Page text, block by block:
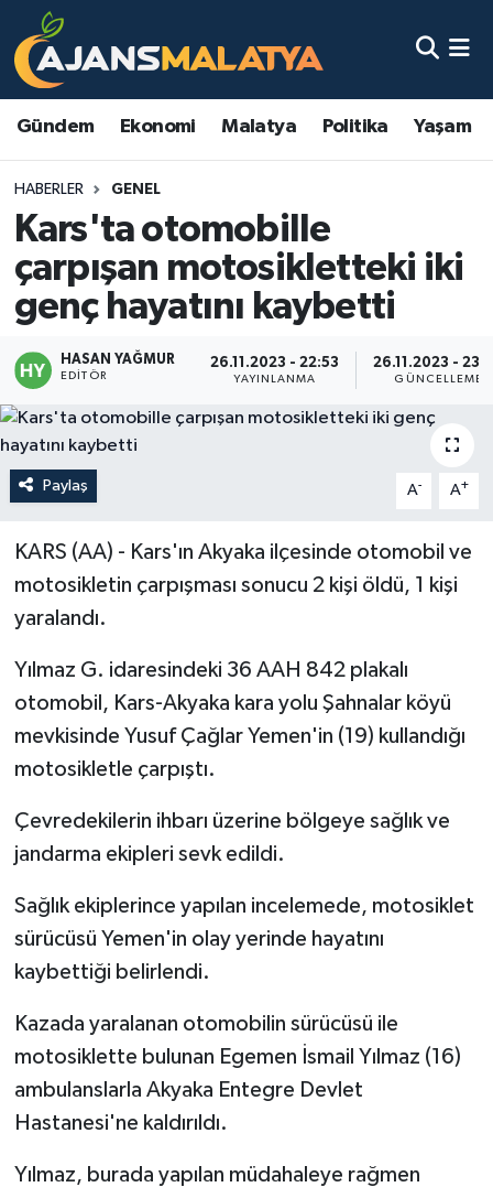
Gündem Ekonomi Malatya Politika Yaşam
HABERLER GENEL
Kars'ta otomobille
çarpışan motosikletteki iki
genç hayatını kaybetti
HASAN YAĞMUR
EDITÖR
26.11.2023 - 22:53
YAYINLANMA
26.11.2023 -
GÜNCELLEME
Paylaş A- A+
KARS (AA) - Kars'ın Akyaka ilçesinde otomobil ve
motosikletin çarpışması sonucu 2 kişi öldü, 1 kişi
yaralandı.
Yılmaz G. idaresindeki 36 AAH 842 plakalı
otomobil, Kars-Akyaka kara yolu Şahnalar köyü
mevkisinde Yusuf Çağlar Yemen'in (19) kullandığı
motosikletle çarpıştı.
Çevredekilerin ihbarı üzerine bölgeye sağlık ve
jandarma ekipleri sevk edildi.
Sağlık ekiplerince yapılan incelemede, motosiklet
sürücüsü Yemen'in olay yerinde hayatını
kaybettiği belirlendi.
Kazada yaralanan otomobilin sürücüsü ile
motosiklette bulunan Egemen İsmail Yılmaz (16)
ambulanslarla Akyaka Entegre Devlet
Hastanesi'ne kaldırıldı.
Yılmaz, burada yapılan müdahaleye rağmen
Asayiş
Eğitim
Gündem
Kadın
Kültür & Sanat
Magazin
Sağlık
Teknoloji
Yaşam
Malatya Nöbetçi Eczaneler
Malatya Namaz Vakitleri
Malatya Trafik Yoğunluk Haritası
TFF 3.Lig 2.Grup Puan Durumu ve Fikstür
Tüm Manşetler
Son Dakika Haberleri
Haber Arşivi